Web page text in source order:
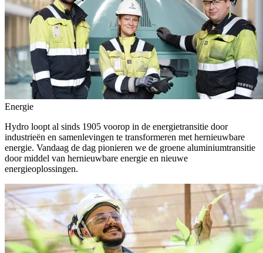
Energie
Hydro loopt al sinds 1905 voorop in de energietransitie door
industrieën en samenlevingen te transformeren met hernieuwbare
energie. Vandaag de dag pionieren we de groene aluminiumtransitie
door middel van hernieuwbare energie en nieuwe
energieoplossingen.